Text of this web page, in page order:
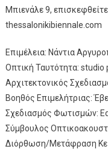
Μπιενάλε 9,
thessalonikibiennale.com
Επιμέλεια: Νάντια
Οπτική Ταυτότητα: studio
Αρχιτεκτονικός
Βοηθός Επιμελήτριας:
Σχεδιασμός Φωτισμών:
Σύμβουλος
Διόρθωση/Mετάφραση